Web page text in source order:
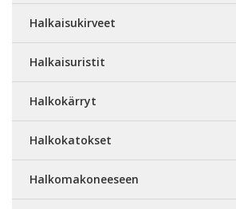
Halkaisukirveet
Halkaisuristit
Halkokärryt
Halkokatokset
Halkomakoneeseen